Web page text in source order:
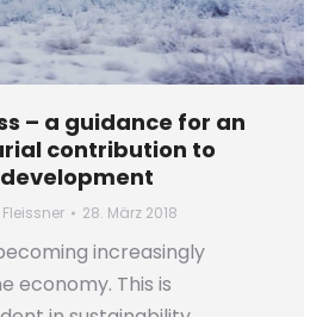
– a guidance for an
contribution to
Fleissner 28. März 2018
increasingly
economy. This is